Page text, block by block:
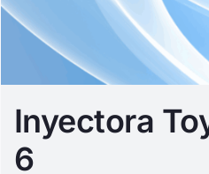
Inyectora
6